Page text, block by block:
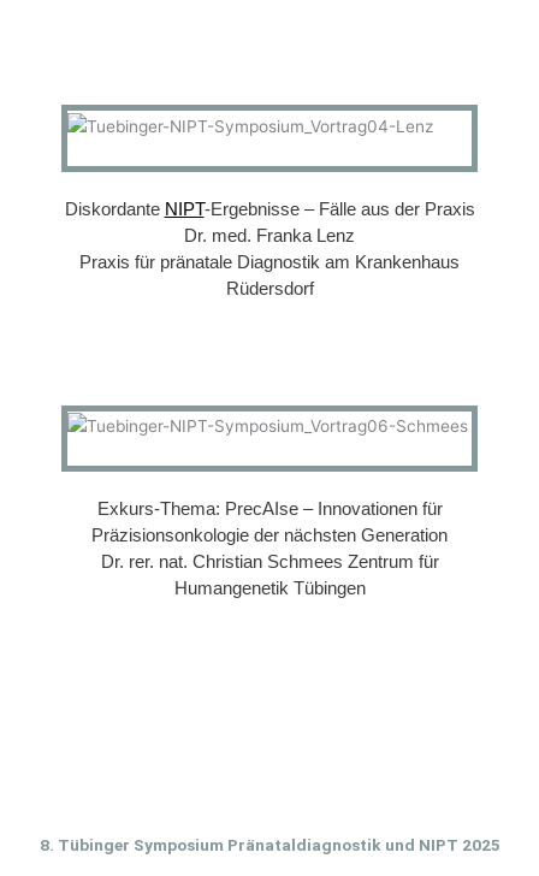
Diskordante NIPT-Ergebnisse – Fälle aus der Praxis
Dr. med. Franka Lenz
Praxis für pränatale Diagnostik am Krankenhaus
Rüdersdorf
Exkurs-Thema: PrecAIse – Innovationen für
Präzisionsonkologie der nächsten Generation
Dr. rer. nat. Christian Schmees Zentrum für
Humangenetik Tübingen
8. Tübinger Symposium Pränataldiagnostik und NIPT 2025